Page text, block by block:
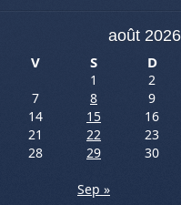
août 2026
V S D
1
2
7 8
9
14 15
16
21 22
23
28 29
30
Sep »